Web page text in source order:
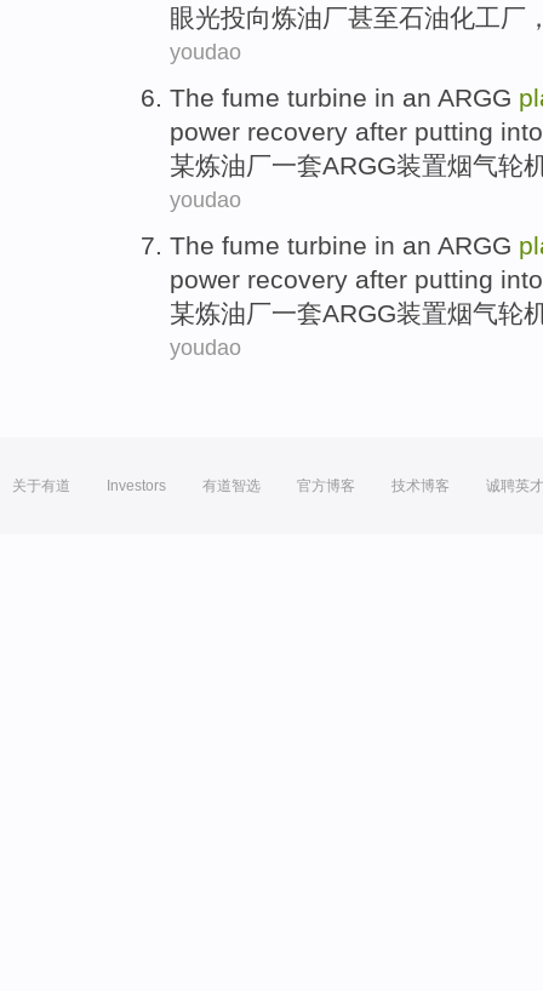
眼光投向炼油厂甚至石油化工厂
youdao
The fume turbine in an ARGG
power recovery after putting
某炼油厂一套ARGG装置烟气轮
youdao
The fume turbine in an ARGG
power recovery after putting
某炼油厂一套ARGG装置烟气轮
youdao
关于有道 Investors 有道智选 官方博客 技术博客 诚聘英才